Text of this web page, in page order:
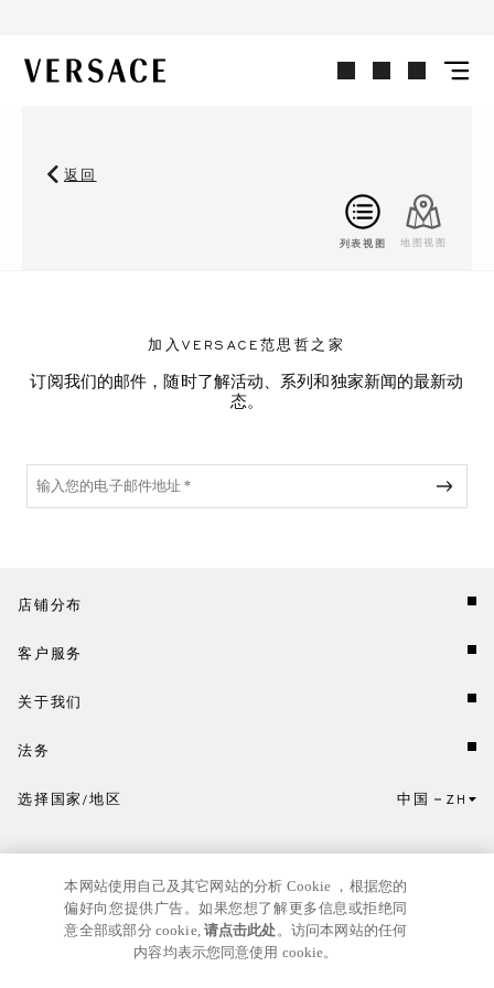
VERSACE | 主页
返回
列表视图 地图视图
加入VERSACE范思哲之家
订阅我们的邮件，随时了解活动、系列和独家新闻的最新动
态。
店铺分布
客户服务
关于我们
法务
点击此处选择国家/地区和语言。
选择国家/地区 中国 ZH
本网站使用自己及其它网站的分析 Cookie ，根据您的
偏好向您提供广告。如果您想了解更多信息或拒绝同
意全部或部分 cookie,请点击此处。访问本网站的任何
内容均表示您同意使用 cookie。